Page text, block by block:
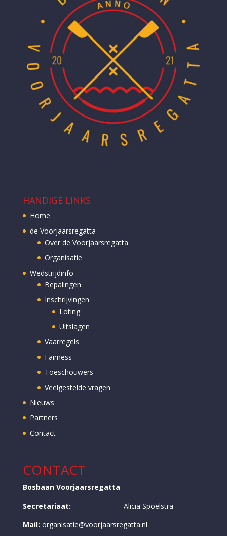
HANDIGE LINKS
Home
de Voorjaarsregatta
Over de Voorjaarsregatta
Organisatie
Wedstrijdinfo
Bepalingen
Inschrijvingen
Loting
Uitslagen
Vaarregels
Fairness
Toeschouwers
Veelgestelde vragen
Nieuws
Partners
Contact
CONTACT
Bosbaan Voorjaarsregatta
Secretariaat: Alicia Spoelstra
Mail: organisatie@voorjaarsregatta.nl